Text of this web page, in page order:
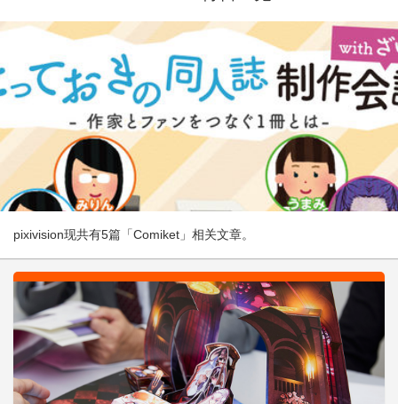
pixivision现共有5篇「Comiket」相关文章。